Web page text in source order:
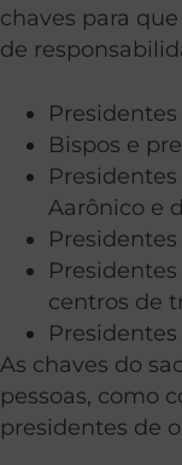
chaves para
de
Bispos e
Aarônico e
centros de
As chaves do
pessoas, como
presidentes de